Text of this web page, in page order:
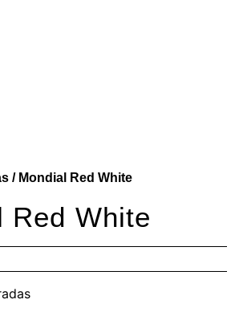
/ Mondial Red White
Red White